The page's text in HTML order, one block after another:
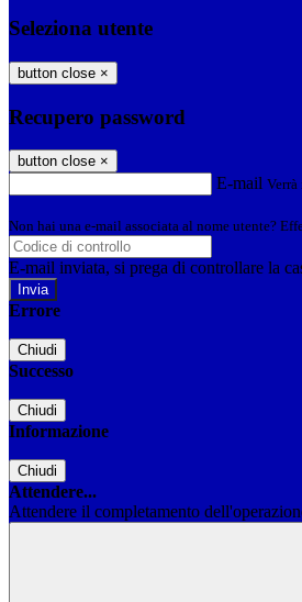
Seleziona utente
button close ×
Recupero password
button close ×
E-mail
Non hai una e-mail associata al nome utente?
E-mail inviata, si prega di controllare la
Errore
Chiudi
Successo
Chiudi
Informazione
Chiudi
Attendere...
Attendere il completamento